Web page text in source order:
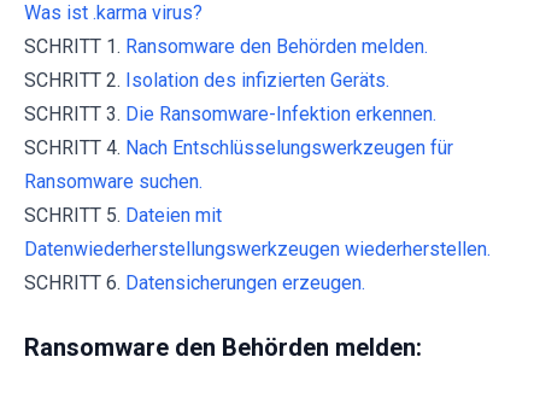
Was ist .karma virus?
SCHRITT 1. Ransomware den Behörden melden.
SCHRITT 2. Isolation des infizierten Geräts.
SCHRITT 3. Die Ransomware-Infektion erkennen.
SCHRITT 4. Nach Entschlüsselungswerkzeugen für
Ransomware suchen.
SCHRITT 5. Dateien mit
Datenwiederherstellungswerkzeugen wiederherstellen.
SCHRITT 6. Datensicherungen erzeugen.
Ransomware den Behörden melden: